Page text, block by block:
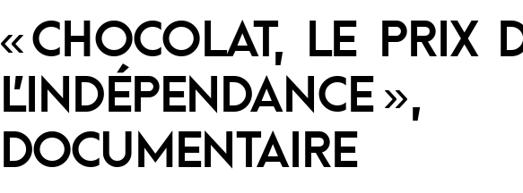
« CHOCOLAT, LE PRIX
L’INDÉPENDANCE »,
DOCUMENTAIRE